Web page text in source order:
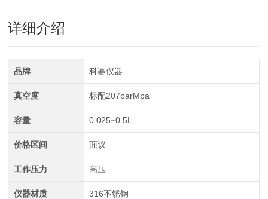
详细介绍
品牌 科幂仪器
真空度 标配207barMpa
容量 0.025~0.5L
价格区间 面议
工作压力 高压
仪器材质 316不锈钢